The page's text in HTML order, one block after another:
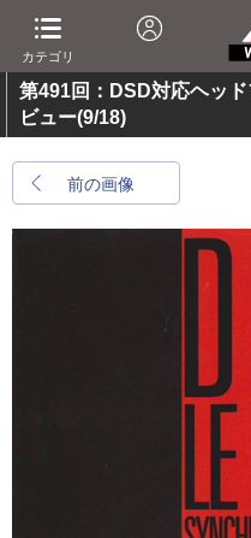
カテゴリ
第491回：DSD対応ヘッ
ビュー(9/18)
前の画像